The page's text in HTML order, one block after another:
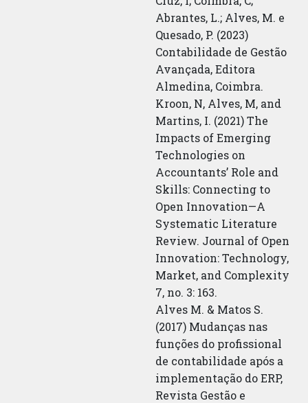
Abrantes, L.; Alves, M. e
Quesado, P. (2023)
Contabilidade de Gestão
Avançada, Editora
Almedina, Coimbra.
Kroon, N, Alves, M, and
Martins, I. (2021) The
Impacts of Emerging
Technologies on
Accountants’ Role and
Skills: Connecting to
Open Innovation—A
Systematic Literature
Review. Journal of Open
Innovation: Technology,
Market, and Complexity
7, no. 3: 163.
Alves M. & Matos S.
(2017) Mudanças nas
funções do profissional
de contabilidade após a
implementação do ERP,
Revista Gestão e